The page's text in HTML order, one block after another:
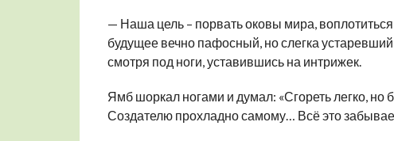
— Наша цель – порвать оковы мира,
будущее вечно пафосный, но слегка
смотря под ноги, уставившись на интрижек.
Ямб шоркал ногами и думал: «Сгореть легко, но
Создателю прохладно самому… Всё это